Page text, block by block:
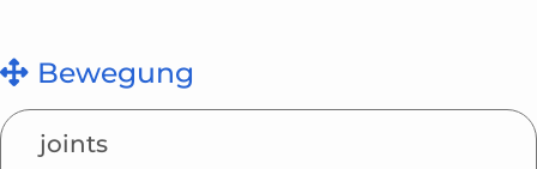
Anzeige
Bewegung
joints